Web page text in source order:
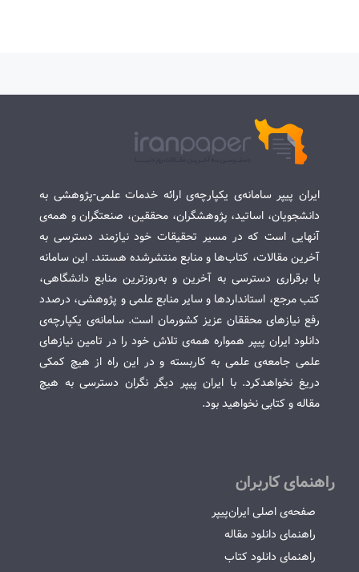
ایران پیپر سامانه‌ی یکپارچه‌ی ارائه خدمات علمی-پژوهشی به
دانشجویان، اساتید، پژوهشگران، محققین، صنعتگران و همه‌ی
آنهایی است که در مسیر تحقیقات خود نیازمند دسترسی به
آخرین مقالات، کتاب‌ها و منابع منتشرشده هستند. این سامانه
با برقراری دسترسی به آخرین و به‌روزترین منابع دانشگاهی،
کتب مرجع، استانداردها و سایر منابع علمی و پژوهشی، درصدد
رفع نیازهای محققان عزیز کشورمان است. سامانه‌ی یکپارچه‌ی
دانلود ایران پیپر همواره همه‌ی تلاش خود را در تامین نیازهای
علمی جامعه‌ی علمی به کاربسته و در این راه از هیچ کمکی
دریغ نخواهدکرد. با ایران پیپر دیگر نگران دسترسی به هیچ
مقاله و کتابی نخواهید بود.
راهنمای کاربران
صفحه‌ی اصلی ایران‌پیپر
راهنمای دانلود مقاله
راهنمای دانلود کتاب